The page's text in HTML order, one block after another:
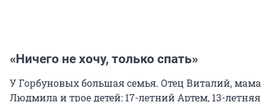
«Ничего не хочу, только спать»
У Горбуновых большая семья. Отец Виталий, мама
Людмила и трое детей: 17-летний Артем, 13-летняя